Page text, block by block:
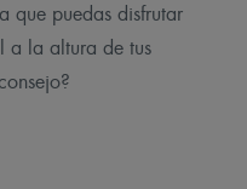
que puedas disfrutar
a la altura de tus